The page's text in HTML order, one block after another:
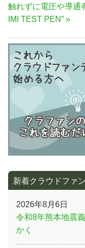
ビ
ゲ
ー
シ
ョ
ン
事:
次
の
事:
触れずに電圧や導通
IMI TEST PEN”
新着クラウドファ
2026年8月6日
令和8年熊本地震
かく